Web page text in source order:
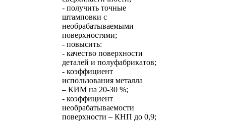
- получить точные
штамповки с
необрабатываемыми
поверхностями;
- повысить:
- качество поверхности
деталей и полуфабрикатов;
- коэффициент
использования металла
– КИМ на 20-30 %;
- коэффициент
необрабатываемости
поверхности – КНП до 0,9;